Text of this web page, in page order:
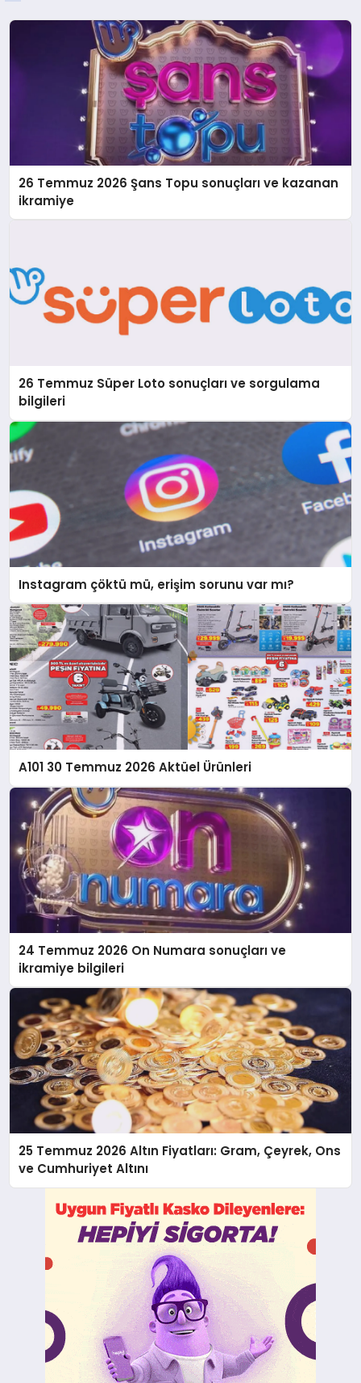
26 Temmuz 2026 Şans Topu sonuçları ve kazanan
ikramiye
26 Temmuz Süper Loto sonuçları ve sorgulama
bilgileri
Instagram çöktü mü, erişim sorunu var mı?
A101 30 Temmuz 2026 Aktüel Ürünleri
24 Temmuz 2026 On Numara sonuçları ve
ikramiye bilgileri
25 Temmuz 2026 Altın Fiyatları: Gram, Çeyrek, Ons
ve Cumhuriyet Altını